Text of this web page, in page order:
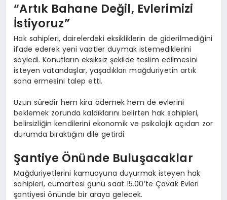
“Artık Bahane Değil, Evlerimizi
İstiyoruz”
Hak sahipleri, dairelerdeki eksikliklerin de giderilmediğini
ifade ederek yeni vaatler duymak istemediklerini
söyledi. Konutların eksiksiz şekilde teslim edilmesini
isteyen vatandaşlar, yaşadıkları mağduriyetin artık
sona ermesini talep etti.
Uzun süredir hem kira ödemek hem de evlerini
beklemek zorunda kaldıklarını belirten hak sahipleri,
belirsizliğin kendilerini ekonomik ve psikolojik açıdan zor
durumda bıraktığını dile getirdi.
Şantiye Önünde Buluşacaklar
Mağduriyetlerini kamuoyuna duyurmak isteyen hak
sahipleri, cumartesi günü saat 15.00’te Çavak Evleri
şantiyesi önünde bir araya gelecek.